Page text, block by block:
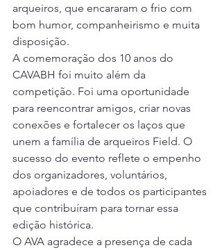
arqueiros, que encararam o frio com
bom humor, companheirismo e muita
disposição.
A comemoração dos 10 anos do
CAVABH foi muito além da
competição. Foi uma oportunidade
para reencontrar amigos, criar novas
conexões e fortalecer os laços que
unem a família de arqueiros Field. O
sucesso do evento reflete o empenho
dos organizadores, voluntários,
apoiadores e de todos os participantes
que contribuíram para tornar essa
edição histórica.
O AVA agradece a presença de cada